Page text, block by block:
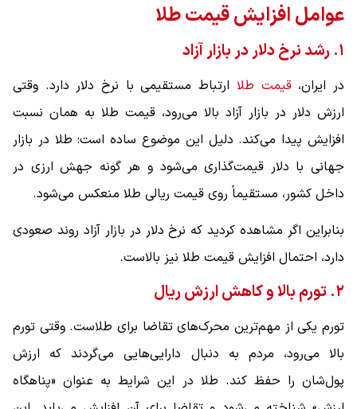
عوامل افزایش قیمت طلا
۱. رشد نرخ دلار در بازار آزاد
در ایران،قیمت طلا ارتباط مستقیمی با نرخ دلار دارد. وقتی
ارزش دلار در بازار آزاد بالا می‌رود، قیمت طلا به همان نسبت
افزایش پیدا می‌کند. دلیل این موضوع ساده است: طلا در بازار
جهانی با دلار قیمت‌گذاری می‌شود و هر گونه جهش ارزی در
داخل کشور، مستقیماً روی قیمت ریالی طلا منعکس می‌شود.
بنابراین اگر مشاهده کردید که نرخ دلار در بازار آزاد روند صعودی
دارد، احتمال افزایش قیمت طلا نیز بالاست.
۲. تورم بالا و کاهش ارزش ریال
تورم یکی از مهم‌ترین محرک‌های تقاضا برای طلاست. وقتی تورم
بالا می‌رود، مردم به دنبال دارایی‌هایی می‌گردند که ارزش
پول‌شان را حفظ کند. طلا در این شرایط به عنوان «پناهگاه